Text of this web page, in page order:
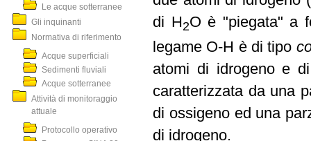
Le acque sotterranee
Gli inquinanti
Normativa di riferimento
Acque superficiali
Sedimenti fluviali
Acque sotterranee
Attività di monitoraggio
attuale
Protocollo operativo
di H 2O è "piegata" a
legame O-H è di tipo
atomi di idrogeno e
caratterizzata da una
di ossigeno ed una
di idrogeno.